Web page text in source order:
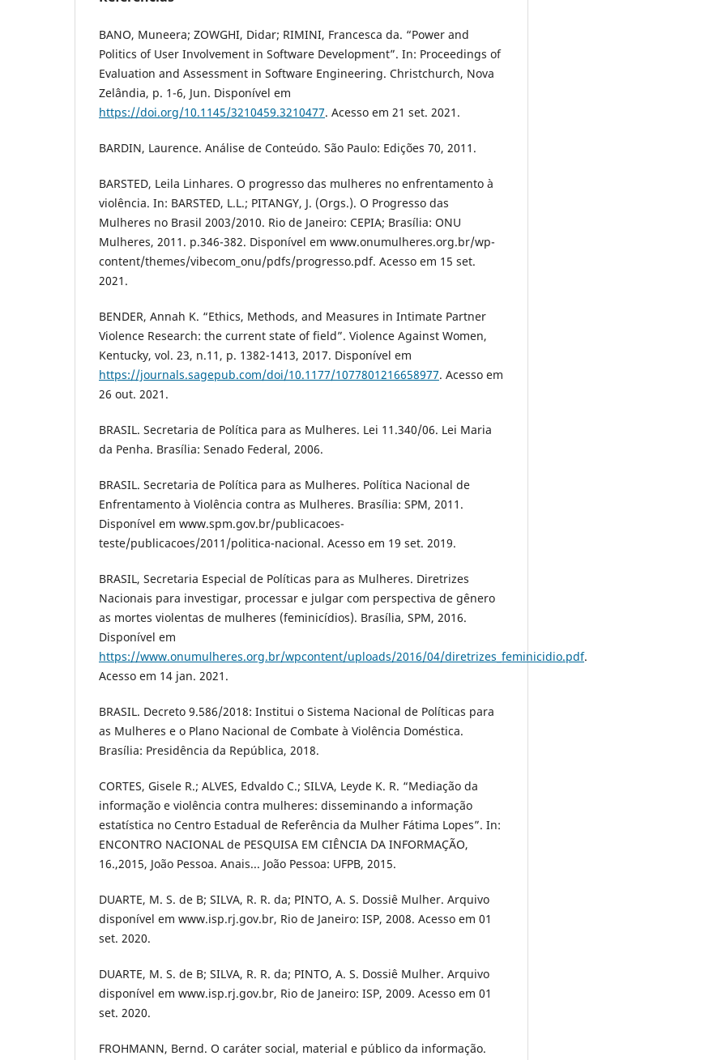
BANO, Muneera; ZOWGHI, Didar; RIMINI, Francesca da. “Power and
Politics of User Involvement in Software Development”. In: Proceedings of
Evaluation and Assessment in Software Engineering. Christchurch, Nova
Zelândia, p. 1-6, Jun. Disponível em
https://doi.org/10.1145/3210459.3210477. Acesso em 21 set. 2021.
BARDIN, Laurence. Análise de Conteúdo. São Paulo: Edições 70, 2011.
BARSTED, Leila Linhares. O progresso das mulheres no enfrentamento à
violência. In: BARSTED, L.L.; PITANGY, J. (Orgs.). O Progresso das
Mulheres no Brasil 2003/2010. Rio de Janeiro: CEPIA; Brasília: ONU
Mulheres, 2011. p.346-382. Disponível em www.onumulheres.org.br/wp-
content/themes/vibecom_onu/pdfs/progresso.pdf. Acesso em 15 set.
2021.
BENDER, Annah K. “Ethics, Methods, and Measures in Intimate Partner
Violence Research: the current state of field”. Violence Against Women,
Kentucky, vol. 23, n.11, p. 1382-1413, 2017. Disponível em
https://journals.sagepub.com/doi/10.1177/1077801216658977. Acesso em
26 out. 2021.
BRASIL. Secretaria de Política para as Mulheres. Lei 11.340/06. Lei Maria
da Penha. Brasília: Senado Federal, 2006.
BRASIL. Secretaria de Política para as Mulheres. Política Nacional de
Enfrentamento à Violência contra as Mulheres. Brasília: SPM, 2011.
Disponível em www.spm.gov.br/publicacoes-
teste/publicacoes/2011/politica-nacional. Acesso em 19 set. 2019.
BRASIL, Secretaria Especial de Políticas para as Mulheres. Diretrizes
Nacionais para investigar, processar e julgar com perspectiva de gênero
as mortes violentas de mulheres (feminicídios). Brasília, SPM, 2016.
Disponível em
https://www.onumulheres.org.br/wpcontent/uploads/2016/04/diretrizes_feminicidio.pdf.
Acesso em 14 jan. 2021.
BRASIL. Decreto 9.586/2018: Institui o Sistema Nacional de Políticas para
as Mulheres e o Plano Nacional de Combate à Violência Doméstica.
Brasília: Presidência da República, 2018.
CORTES, Gisele R.; ALVES, Edvaldo C.; SILVA, Leyde K. R. “Mediação da
informação e violência contra mulheres: disseminando a informação
estatística no Centro Estadual de Referência da Mulher Fátima Lopes”. In:
ENCONTRO NACIONAL de PESQUISA EM CIÊNCIA DA INFORMAÇÃO,
16.,2015, João Pessoa. Anais... João Pessoa: UFPB, 2015.
DUARTE, M. S. de B; SILVA, R. R. da; PINTO, A. S. Dossiê Mulher. Arquivo
disponível em www.isp.rj.gov.br, Rio de Janeiro: ISP, 2008. Acesso em 01
set. 2020.
DUARTE, M. S. de B; SILVA, R. R. da; PINTO, A. S. Dossiê Mulher. Arquivo
disponível em www.isp.rj.gov.br, Rio de Janeiro: ISP, 2009. Acesso em 01
set. 2020.
FROHMANN, Bernd. O caráter social, material e público da informação.